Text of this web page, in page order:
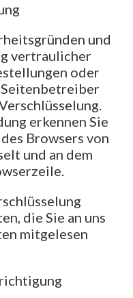
und
vertraulicher
oder
Seitenbetreiber
erkennen Sie
Browsers von
und an dem
die Sie an uns
mitgelesen